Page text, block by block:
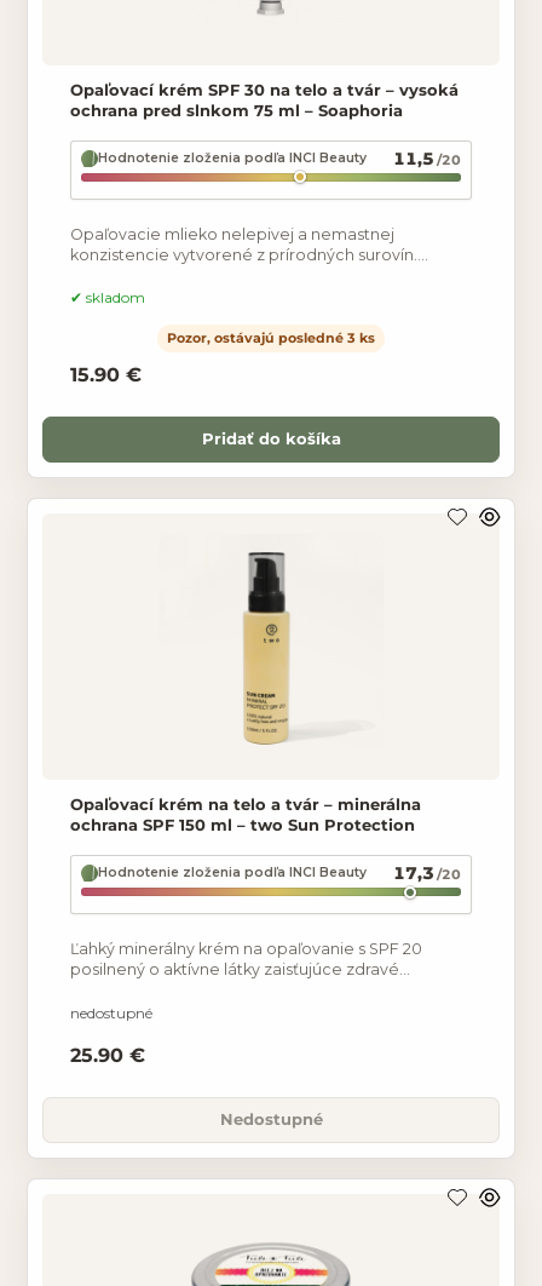
Opaľovací krém SPF 30 na telo a tvár – vysoká
ochrana pred slnkom 75 ml – Soaphoria
Hodnotenie zloženia podľa INCI Beauty 11,5 /20
Opaľovacie mlieko nelepivej a nemastnej
konzistencie vytvorené z prírodných surovín.
vyživujú a ochraňujú
skladom
Pozor, ostávajú posledné 3 ks
15.90 €
Pridať do košíka
Opaľovací krém na telo a tvár – minerálna
ochrana SPF 150 ml – two Sun Protection
Hodnotenie zloženia podľa INCI Beauty 17,3 /20
Ľahký minerálny krém na opaľovanie s SPF 20
posilnený o aktívne látky zaisťujúce zdravé
endorfínovou aktivitou
nedostupné
25.90 €
Nedostupné